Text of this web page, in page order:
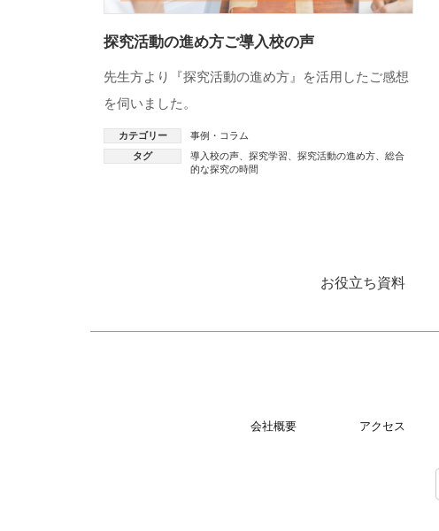
探究活動の進め方ご導入校の声
先生方より『探究活動の進め方』を活用したご感想
を伺いました。
カテゴリー
事例・コラム
タグ
導入校の声 探究学習 探究活動の進め方
総合
的な探究の時間
お役立ち資料
会社概要 アクセス